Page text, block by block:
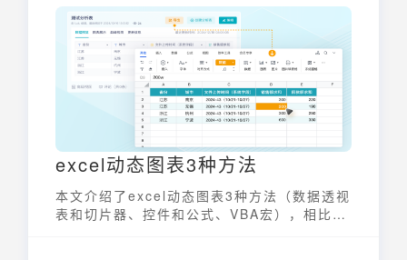
缓慢，影响工作效率。了解Excel运行缓慢的
原因并掌握一些实用技巧，可以有效提升
Excel的使用效率。
excel动态图表3种方法
本文介绍了excel动态图表3种方法（数据透视
表和切片器、控件和公式、VBA宏），相比于